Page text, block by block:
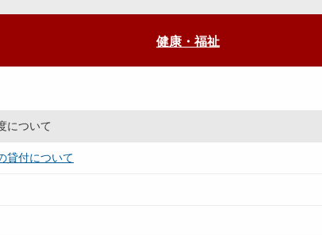
健康・福祉
について
貸付について